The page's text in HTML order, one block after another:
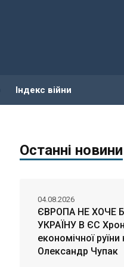
Індекс війни
Останні новини
ЄВРОПА НЕ ХОЧЕ
УКРАЇНУ В ЄС
економічної руїни
Олександр Чупак
04.08.2026